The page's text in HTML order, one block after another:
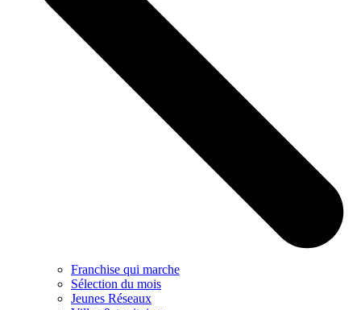
Franchise qui marche
Sélection du mois
Jeunes Réseaux